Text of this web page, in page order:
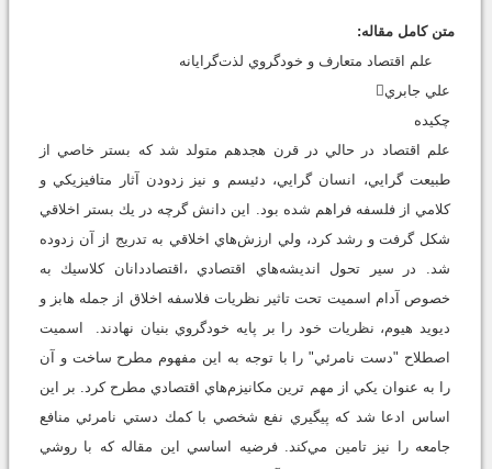
متن کامل مقاله:
علم اقتصاد متعارف و خودگروي لذت‌گرايانه
علي جابري
چكيده
علم اقتصاد در حالي در قرن هجدهم متولد شد كه بستر خاصي از
طبيعت گرايي، انسان گرايي، دئيسم و نيز زدودن آثار متافيزيكي و
كلامي از فلسفه فراهم شده بود. اين دانش گرچه در يك بستر اخلاقي
شكل گرفت و رشد كرد، ولي ارزش‌هاي اخلاقي به تدريج از آن زدوده
شد. در سير تحول انديشه‌هاي اقتصادي ،اقتصاددانان كلاسيك به
خصوص آدام اسميت تحت تاثير نظريات فلاسفه اخلاق از جمله هابز و
ديويد هيوم، نظريات خود را بر پايه خودگروي بنيان نهادند. اسميت
اصطلاح "دست نامرئي" را با توجه به اين مفهوم مطرح ساخت و آن
را به عنوان يكي از مهم ترين مكانيزم‌هاي اقتصادي مطرح كرد. بر اين
اساس ادعا شد كه پيگيري نفع شخصي با كمك دستي نامرئي منافع
جامعه را نيز تامين مي‌كند. فرضيه اساسي اين مقاله كه با روشي